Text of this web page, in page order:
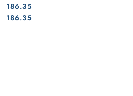
Cena:
186.35
Cena:
186.35